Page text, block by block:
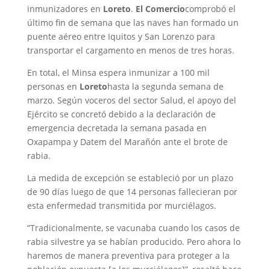
inmunizadores en Loreto. El Comerciocomprobó el
último fin de semana que las naves han formado un
puente aéreo entre Iquitos y San Lorenzo para
transportar el cargamento en menos de tres horas.
En total, el Minsa espera inmunizar a 100 mil
personas en Loretohasta la segunda semana de
marzo. Según voceros del sector Salud, el apoyo del
Ejército se concretó debido a la declaración de
emergencia decretada la semana pasada en
Oxapampa y Datem del Marañón ante el brote de
rabia.
La medida de excepción se estableció por un plazo
de 90 días luego de que 14 personas fallecieran por
esta enfermedad transmitida por murciélagos.
“Tradicionalmente, se vacunaba cuando los casos de
rabia silvestre ya se habían producido. Pero ahora lo
haremos de manera preventiva para proteger a la